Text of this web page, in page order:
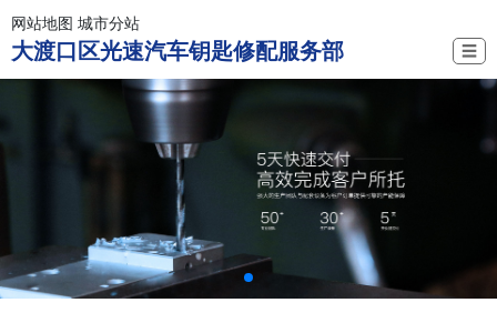
网站地图 城市分站
大渡口区光速汽车钥匙修配服务部 ☰